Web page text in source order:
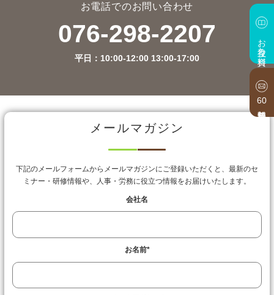
お役立ち資料
60
お電話でのお問い合わせ
076-298-2207
平日：10:00-12:00 13:00-17:00
メールマガジン
下記のメールフォームからメールマガジンにご登録いただくと、最新のセ
ミナー・研修情報や、人事・労務に役立つ情報をお届けいたします。
会社名
お名前*